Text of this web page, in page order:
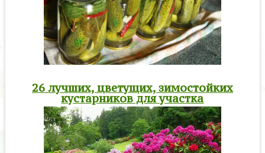
26 лучших, цветущих, зимостойких
кустарников для участка